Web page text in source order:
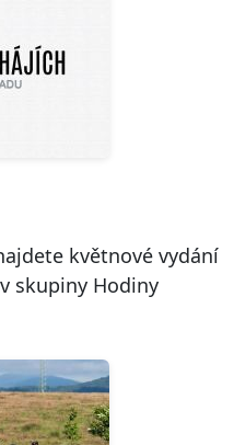
květnové vydání
skupiny Hodiny